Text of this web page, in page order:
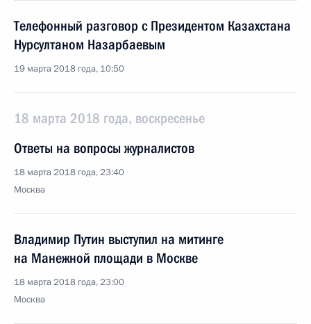
Телефонный разговор с Президентом Казахстана
Нурсултаном Назарбаевым
19 марта 2018 года, 10:50
18 марта 2018 года, воскресенье
Ответы на вопросы журналистов
18 марта 2018 года, 23:40
Москва
Владимир Путин выступил на митинге
на Манежной площади в Москве
18 марта 2018 года, 23:00
Москва